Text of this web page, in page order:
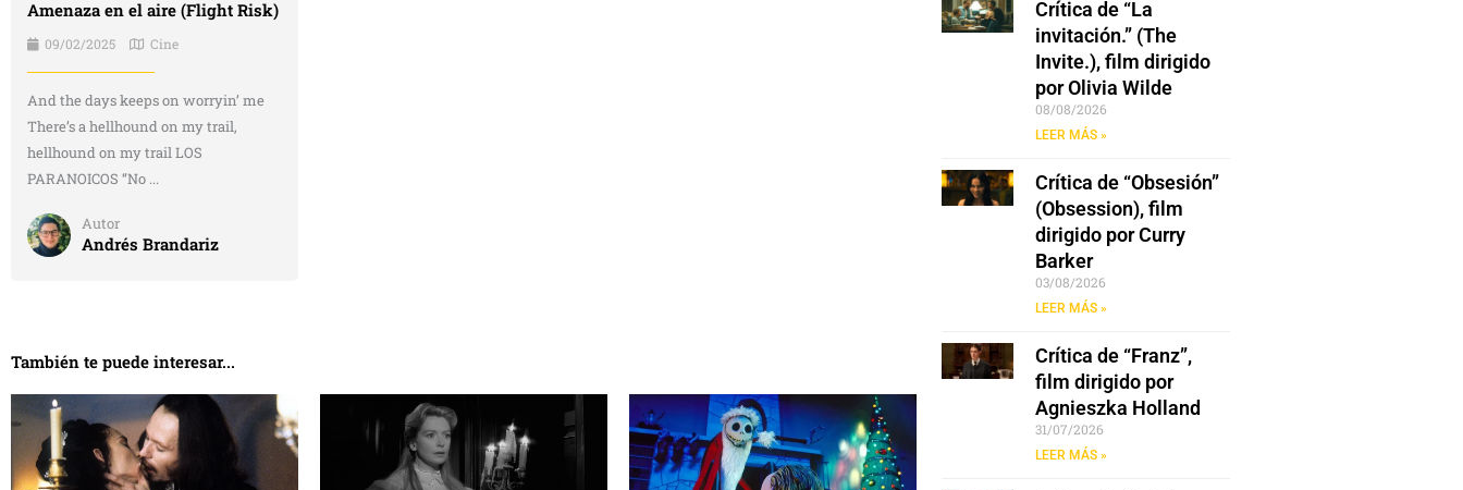
Amenaza en el aire (Flight Risk)
09/02/2025 Cine
And the days keeps on worryin’ me
There’s a hellhound on my trail,
hellhound on my trail LOS
PARANOICOS “No ...
Autor
Andrés Brandariz
También te puede interesar...
Crítica de “La
invitación.” (The
Invite.), film dirigido
por Olivia Wilde
08/08/2026
LEER MÁS »
Crítica de “Obsesión”
(Obsession), film
dirigido por Curry
Barker
03/08/2026
LEER MÁS »
Crítica de “Franz”,
film dirigido por
Agnieszka Holland
31/07/2026
LEER MÁS »